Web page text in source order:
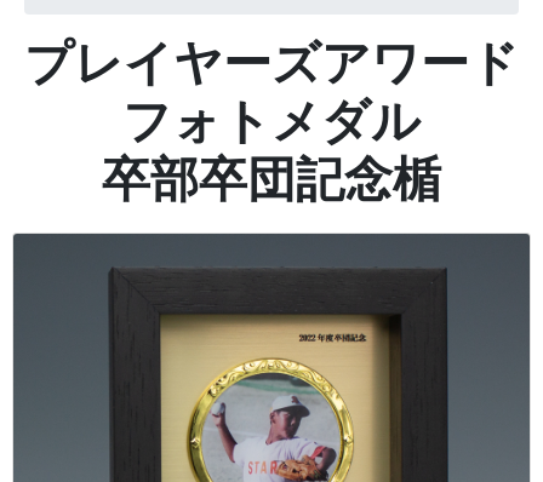
プレイヤーズアワード
フォトメダル
卒部卒団記念楯